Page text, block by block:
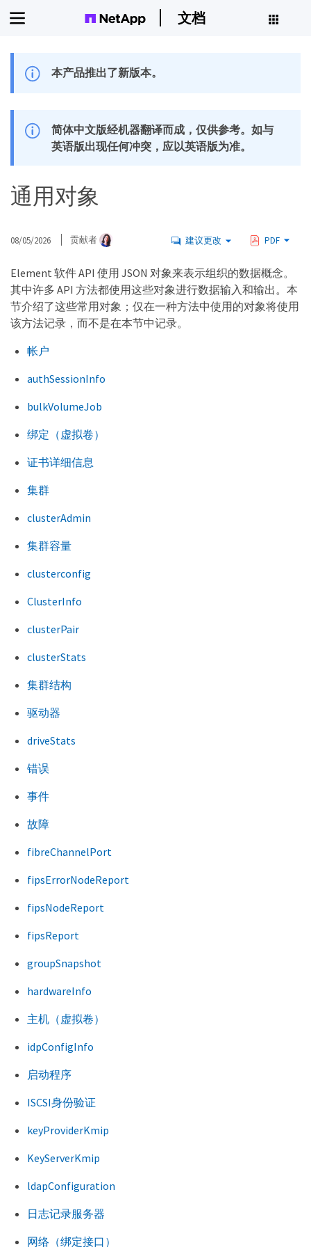
文档
本产品推出了新版本。
简体中文版经机器翻译而成，仅供参考。如与
英语版出现任何冲突，应以英语版为准。
通用对象
08/05/2026 贡献者 建议更改 PDF
Element 软件 API 使用 JSON 对象来表示组织的数据概念。
其中许多 API 方法都使用这些对象进行数据输入和输出。本
节介绍了这些常用对象；仅在一种方法中使用的对象将使用
该方法记录，而不是在本节中记录。
帐户
authSessionInfo
bulkVolumeJob
绑定（虚拟卷）
证书详细信息
集群
clusterAdmin
集群容量
clusterconfig
ClusterInfo
clusterPair
clusterStats
集群结构
驱动器
driveStats
错误
事件
故障
fibreChannelPort
fipsErrorNodeReport
fipsNodeReport
fipsReport
groupSnapshot
hardwareInfo
主机（虚拟卷）
idpConfigInfo
启动程序
ISCSI身份验证
keyProviderKmip
KeyServerKmip
ldapConfiguration
日志记录服务器
网络（绑定接口）